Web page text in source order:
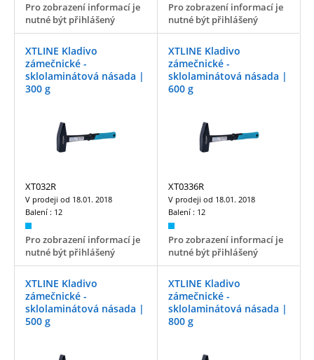
Pro zobrazení informací je
nutné být přihlášený
Pro zobrazení informací je
nutné být přihlášený
XTLINE Kladivo
zámečnické -
sklolaminátová násada |
300 g
XT032R
V prodeji od 18.01. 2018
Balení : 12
Pro zobrazení informací je
nutné být přihlášený
XTLINE Kladivo
zámečnické -
sklolaminátová násada |
600 g
XT0336R
V prodeji od 18.01. 2018
Balení : 12
Pro zobrazení informací je
nutné být přihlášený
XTLINE Kladivo
zámečnické -
sklolaminátová násada |
500 g
XTLINE Kladivo
zámečnické -
sklolaminátová násada |
800 g